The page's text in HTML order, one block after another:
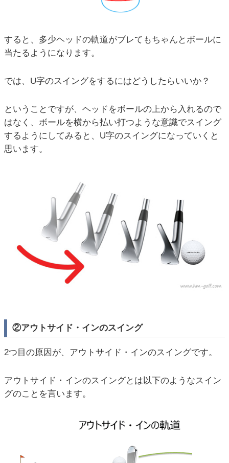
すると、多少ヘッドの軌道がブレてもちゃんとボールに
当たるようになります。
では、U字のスイングをするにはどうしたらいいか？
ということですが、ヘッドをボールの上から入れるので
はなく、ボールを横から払い打つような意識でスイング
するようにしてみると、U字のスイングになっていくと
思います。
②アウトサイド・インのスイング
2つ目の原因が、アウトサイド・インのスイングです。
アウトサイド・インのスイングとは以下のようなスイン
グのことを言います。